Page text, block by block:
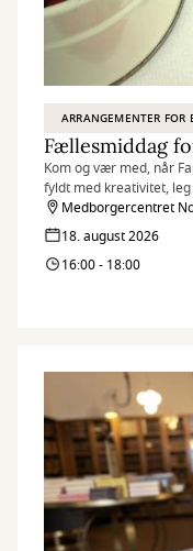
ARRANGEMENTER FOR
Kom og vær med, når
fyldt med kreativitet,
familier.
Medborgercentret
18. august 2026
16:00 - 18:00